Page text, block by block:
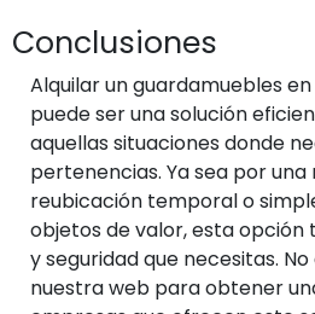
Conclusiones
Alquilar un guardamuebles
puede ser una solución
aquellas situaciones donde
pertenencias. Ya sea por
reubicación temporal o
objetos de valor, esta opción
y seguridad que necesitas.
nuestra web para obtener